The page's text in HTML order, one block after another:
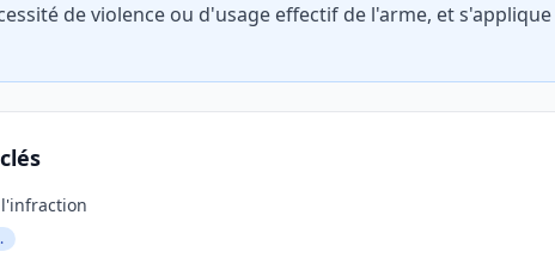
de violence ou d'usage effectif de l'arme, et